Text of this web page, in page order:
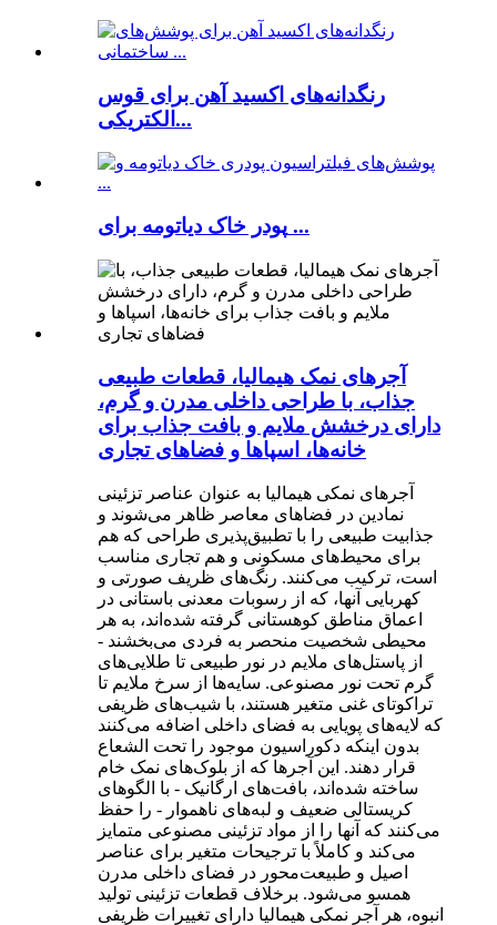
رنگدانه‌های اکسید آهن برای قوس
الکتریکی...
پودر خاک دیاتومه برای ...
آجرهای نمک هیمالیا، قطعات طبیعی
جذاب، با طراحی داخلی مدرن و گرم،
دارای درخشش ملایم و بافت جذاب برای
خانه‌ها، اسپاها و فضاهای تجاری
آجرهای نمکی هیمالیا به عنوان عناصر تزئینی
نمادین در فضاهای معاصر ظاهر می‌شوند و
جذابیت طبیعی را با تطبیق‌پذیری طراحی که هم
برای محیط‌های مسکونی و هم تجاری مناسب
است، ترکیب می‌کنند. رنگ‌های ظریف صورتی و
کهربایی آنها، که از رسوبات معدنی باستانی در
اعماق مناطق کوهستانی گرفته شده‌اند، به هر
محیطی شخصیت منحصر به فردی می‌بخشند -
از پاستل‌های ملایم در نور طبیعی تا طلایی‌های
گرم تحت نور مصنوعی. سایه‌ها از سرخ ملایم تا
تراکوتای غنی متغیر هستند، با شیب‌های ظریفی
که لایه‌های پویایی به فضای داخلی اضافه می‌کنند
بدون اینکه دکوراسیون موجود را تحت الشعاع
قرار دهند. این آجرها که از بلوک‌های نمک خام
ساخته شده‌اند، بافت‌های ارگانیک - با الگوهای
کریستالی ضعیف و لبه‌های ناهموار - را حفظ
می‌کنند که آنها را از مواد تزئینی مصنوعی متمایز
می‌کند و کاملاً با ترجیحات متغیر برای عناصر
اصیل و طبیعت‌محور در فضای داخلی مدرن
همسو می‌شود. برخلاف قطعات تزئینی تولید
انبوه، هر آجر نمکی هیمالیا دارای تغییرات ظریفی